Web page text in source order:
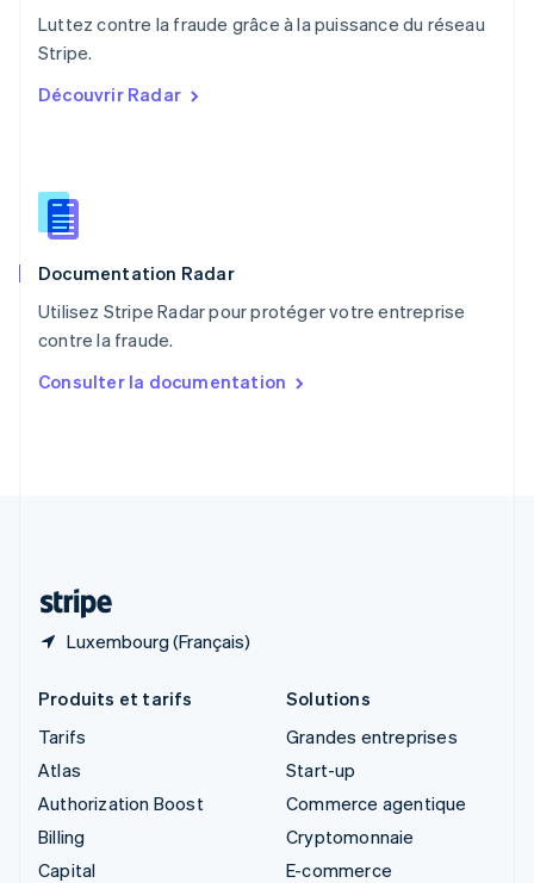
Luttez contre la fraude grâce à la puissance du réseau
Stripe.
Découvrir Radar
Documentation Radar
Utilisez Stripe Radar pour protéger votre entreprise
contre la fraude.
Consulter la documentation
Luxembourg (Français)
Pologne
English
PortuguêsEnglish
English
Roumanie
Royaume-Uni
Singapour
English简体中文
English
Produits et tarifs
Tarifs
Atlas
Authorization Boost
Billing
Capital
Solutions
Grandes entreprises
Start-up
Commerce agentique
Cryptomonnaie
E-commerce